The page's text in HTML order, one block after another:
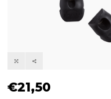
€21,50